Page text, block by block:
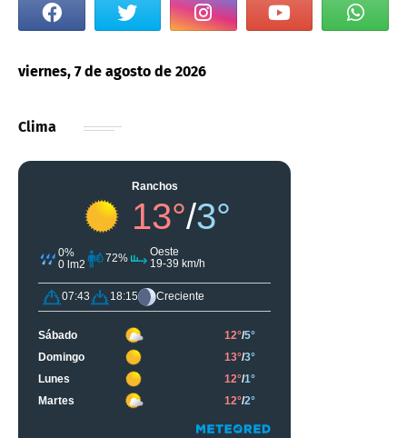
viernes, 7 de agosto de 2026
Clima